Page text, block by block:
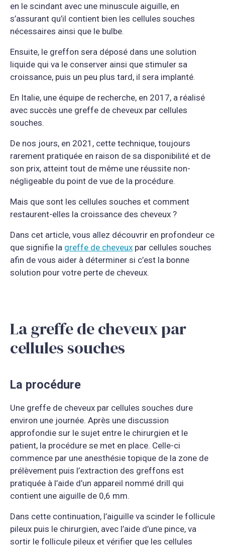
en le scindant avec une minuscule aiguille, en
s’assurant qu’il contient bien les cellules souches
nécessaires ainsi que le bulbe.
Ensuite, le greffon sera déposé dans une solution
liquide qui va le conserver ainsi que stimuler sa
croissance, puis un peu plus tard, il sera implanté.
En Italie, une équipe de recherche, en 2017, a réalisé
avec succès une greffe de cheveux par cellules
souches.
De nos jours, en 2021, cette technique, toujours
rarement pratiquée en raison de sa disponibilité et de
son prix, atteint tout de même une réussite non-
négligeable du point de vue de la procédure.
Mais que sont les cellules souches et comment
restaurent-elles la croissance des cheveux ?
Dans cet article, vous allez découvrir en profondeur ce
que signifie la greffe de cheveux par cellules souches
afin de vous aider à déterminer si c’est la bonne
solution pour votre perte de cheveux.
La greffe de cheveux par
cellules souches
La procédure
Une greffe de cheveux par cellules souches dure
environ une journée. Après une discussion
approfondie sur le sujet entre le chirurgien et le
patient, la procédure se met en place. Celle-ci
commence par une anesthésie topique de la zone de
prélèvement puis l’extraction des greffons est
pratiquée à l’aide d’un appareil nommé drill qui
contient une aiguille de 0,6 mm.
Dans cette continuation, l’aiguille va scinder le follicule
pileux puis le chirurgien, avec l’aide d’une pince, va
sortir le follicule pileux et vérifier que les cellules